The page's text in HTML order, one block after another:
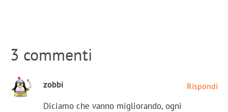
3 commenti
zobbi Rispondi
Diciamo che vanno migliorando, ogni